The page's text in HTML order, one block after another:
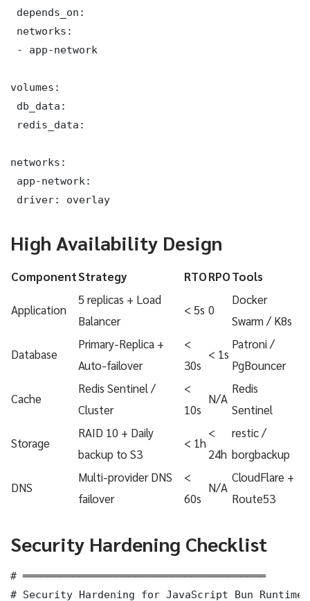
depends_on:
networks:
- app-network
volumes:
db_data:
redis_data:
networks:
app-network:
driver: overlay
High Availability Design
ComponentStrategy RTORPOTools
Application
5 replicas + Load
Balancer
< 5s 0
Docker
Swarm / K8s
Database
Primary-Replica +
Auto-failover
<
30s
< 1s
Patroni /
PgBouncer
Cache
Redis Sentinel /
Cluster
<
10s
N/A
Redis
Sentinel
Storage
RAID 10 + Daily
backup to S3
< 1h
<
24h
restic /
borgbackup
DNS
Multi-provider DNS
failover
<
60s
N/A
CloudFlare +
Route53
Security Hardening Checklist
# ═══════════════════════════════════════
# Security Hardening for JavaScript Bun Runtime